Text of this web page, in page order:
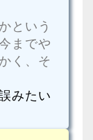
という
までや
く、そ
みたい